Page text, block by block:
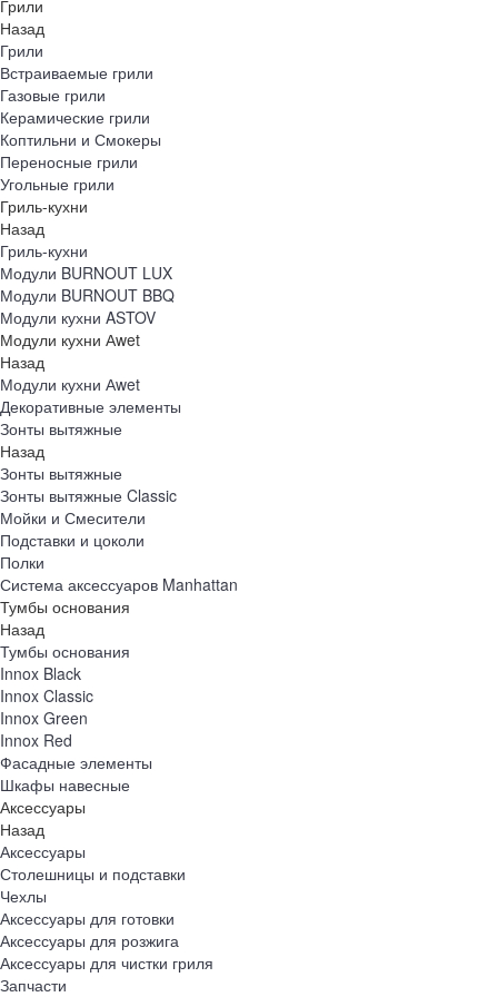
Грили
Назад
Грили
Встраиваемые грили
Газовые грили
Керамические грили
Коптильни и Смокеры
Переносные грили
Угольные грили
Гриль-кухни
Назад
Гриль-кухни
Модули BURNOUT LUX
Модули BURNOUT BBQ
Модули кухни ASTOV
Модули кухни Аwet
Назад
Модули кухни Аwet
Декоративные элементы
Зонты вытяжные
Назад
Зонты вытяжные
Зонты вытяжные Classic
Мойки и Смесители
Подставки и цоколи
Полки
Система аксессуаров Manhattan
Тумбы основания
Назад
Тумбы основания
Innox Black
Innox Classic
Innox Green
Innox Red
Фасадные элементы
Шкафы навесные
Аксессуары
Назад
Аксессуары
Столешницы и подставки
Чехлы
Аксессуары для готовки
Аксессуары для розжига
Аксессуары для чистки гриля
Запчасти